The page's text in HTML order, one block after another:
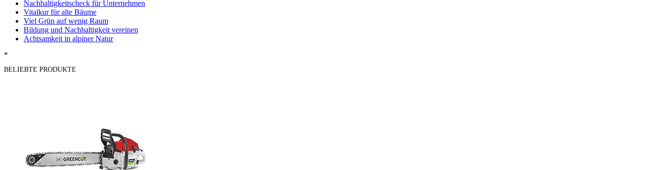
Nachhaltigkeitscheck für Unternehmen
Vitalkur für alte Bäume
Viel Grün auf wenig Raum
Bildung und Nachhaltigkeit vereinen
Achtsamkeit in alpiner Natur
*
BELIEBTE PRODUKTE